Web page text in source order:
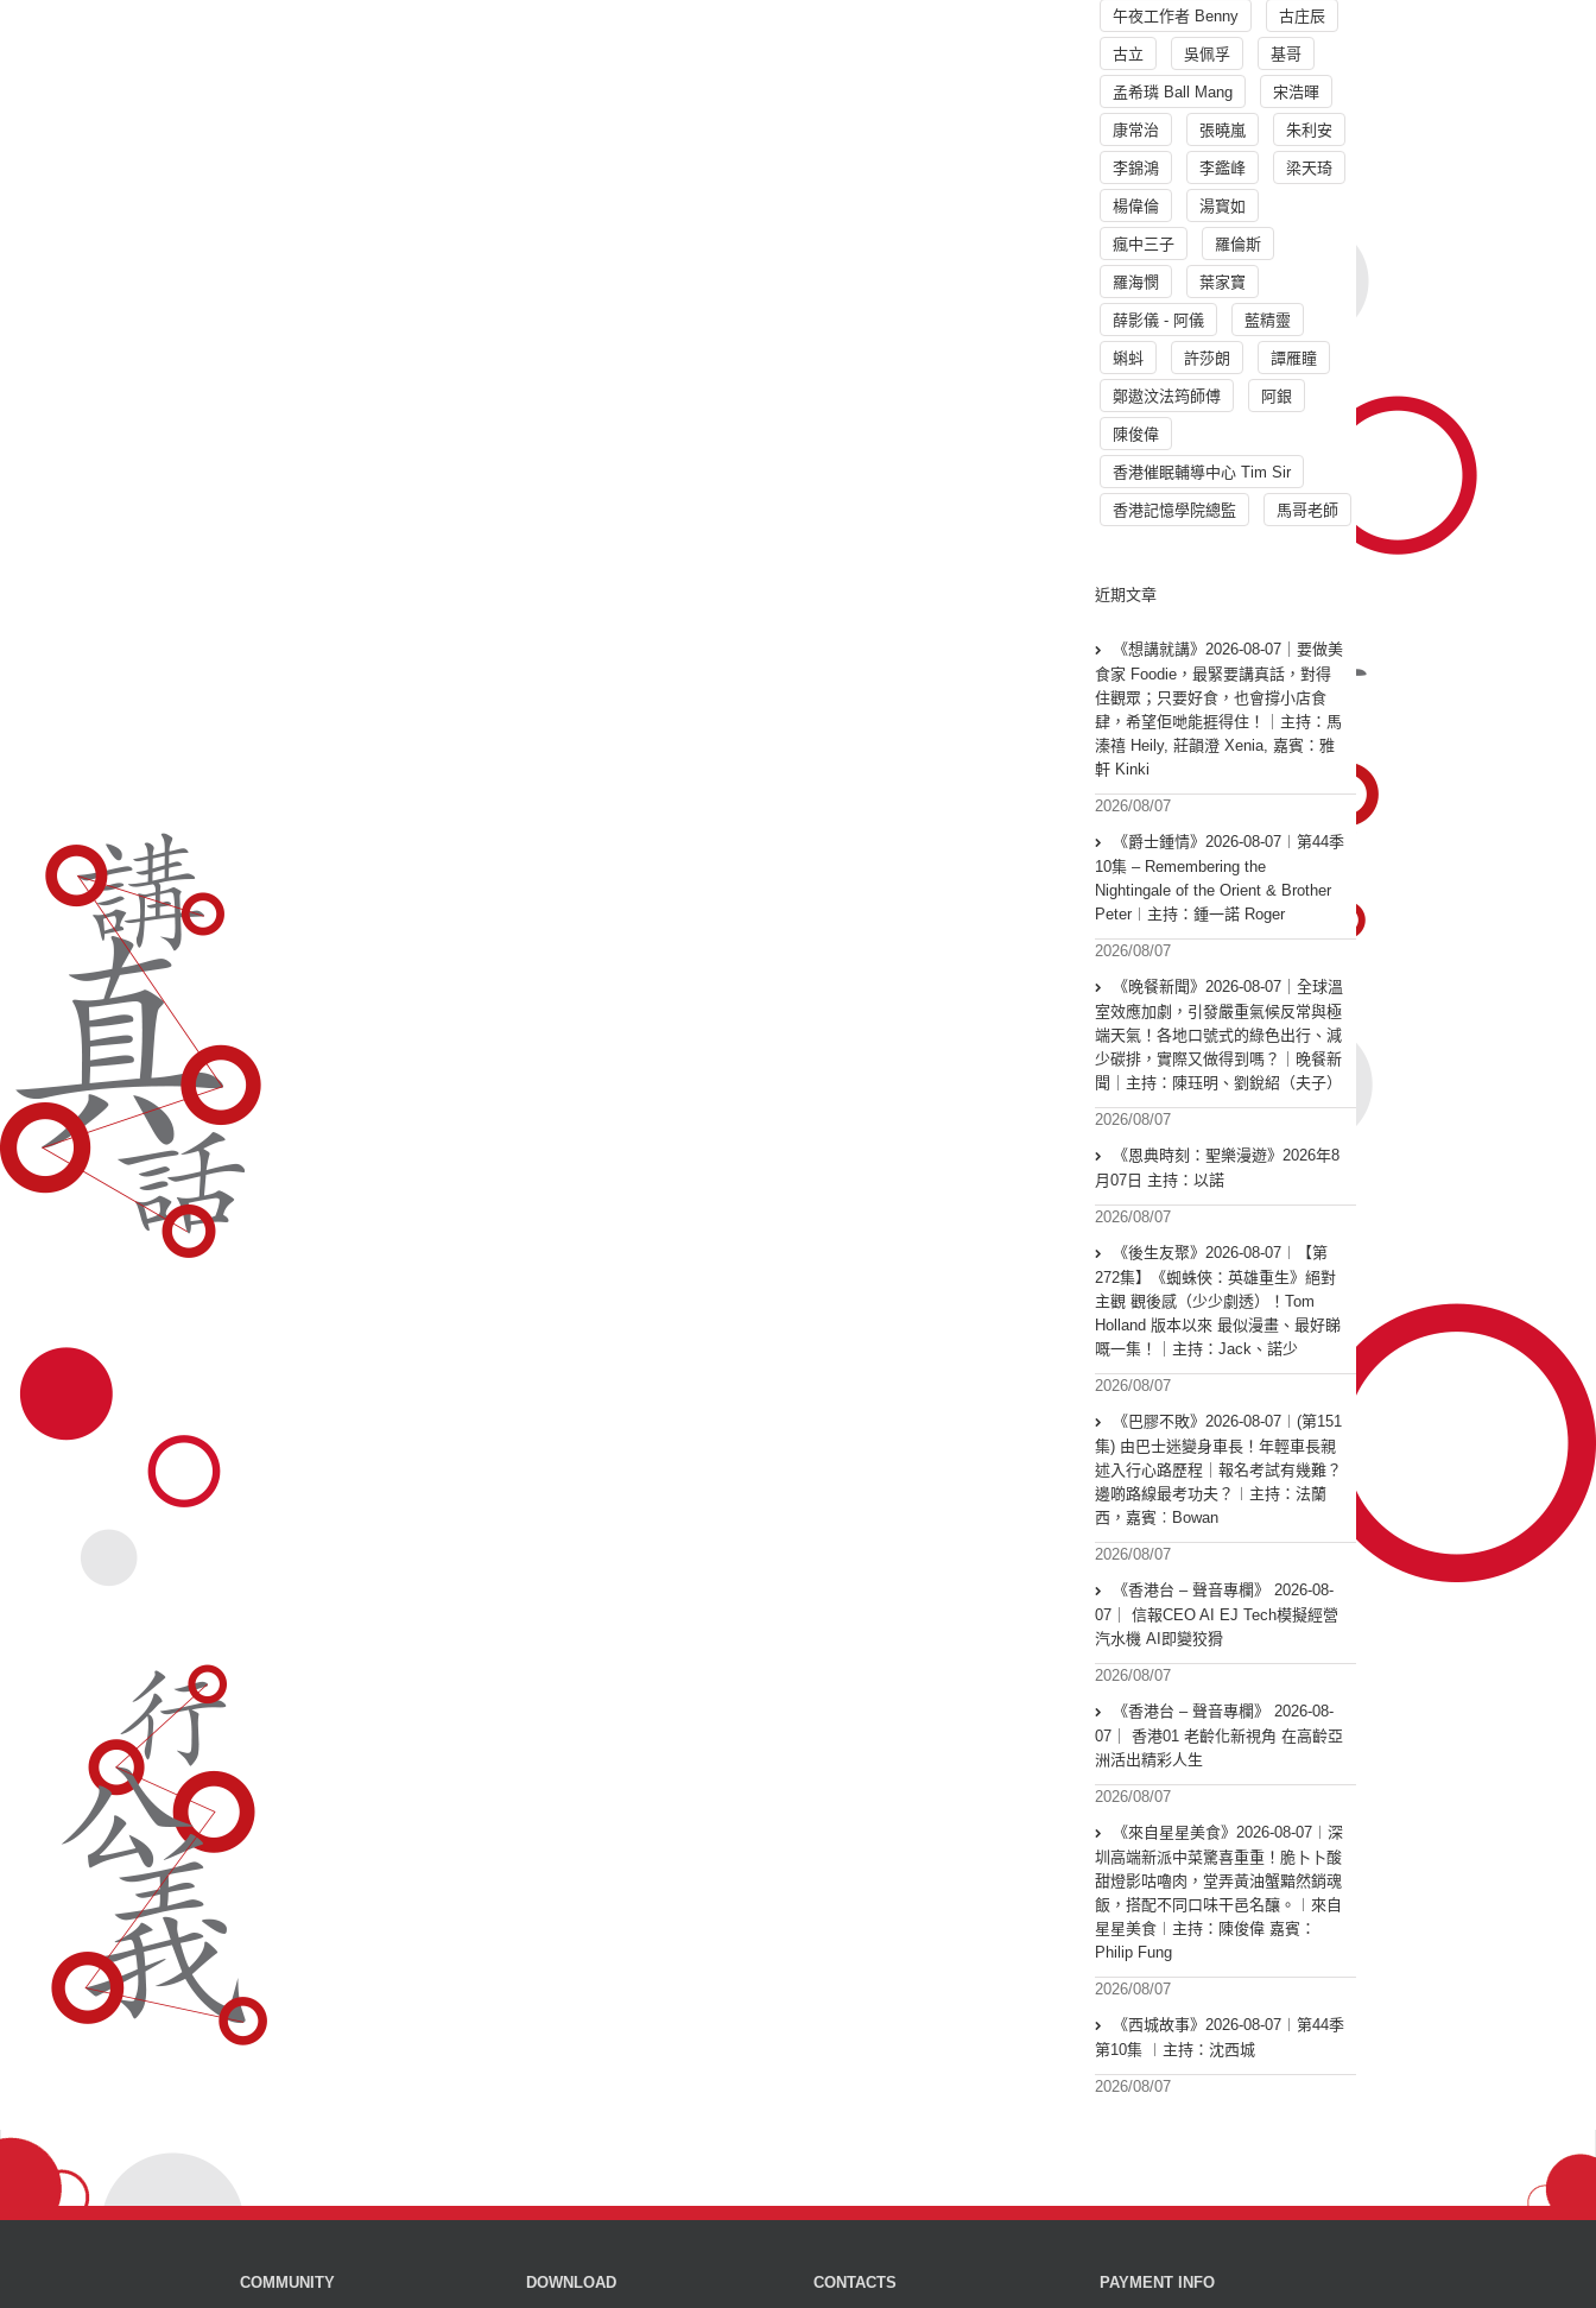
午夜工作者 Benny 古庄辰
古立 吳佩孚 基哥
孟希璘 Ball Mang 宋浩暉
康常治 張曉嵐 朱利安
李錦鴻 李鑑峰 梁天琦
楊偉倫 湯寳如
瘋中三子 羅倫斯
羅海憫 葉家寶
薛影儀 - 阿儀 藍精靈
蝌蚪 許莎朗 譚雁瞳
鄭遨汶法筠師傅 阿銀
陳俊偉
香港催眠輔導中心 Tim Sir
香港記憶學院總監 馬哥老師
近期文章
《想講就講》2026-08-07｜要做美
食家 Foodie，最緊要講真話，對得
住觀眾；只要好食，也會撐小店食
肆，希望佢哋能捱得住！｜主持：馬
溱禧 Heily, 莊韻澄 Xenia, 嘉賓：雅
軒 Kinki
2026/08/07
《爵士鍾情》2026-08-07︱第44季
10集 – Remembering the
Nightingale of the Orient & Brother
Peter︱主持：鍾一諾 Roger
2026/08/07
《晚餐新聞》2026-08-07｜全球溫
室效應加劇，引發嚴重氣候反常與極
端天氣！各地口號式的綠色出行、減
少碳排，實際又做得到嗎？｜晚餐新
聞｜主持：陳珏明、劉銳紹（夫子）
2026/08/07
《恩典時刻：聖樂漫遊》2026年8
月07日 主持：以諾
2026/08/07
《後生友聚》2026-08-07︱【第
272集】《蜘蛛俠：英雄重生》絕對
主觀 觀後感（少少劇透）！Tom
Holland 版本以來 最似漫畫、最好睇
嘅一集！｜主持：Jack、諾少
2026/08/07
《巴膠不敗》2026-08-07︱(第151
集) 由巴士迷變身車長！年輕車長親
述入行心路歷程｜報名考試有幾難？
邊啲路線最考功夫？︱主持：法蘭
西，嘉賓︰Bowan
2026/08/07
《香港台 – 聲音專欄》 2026-08-
07｜ 信報CEO AI EJ Tech模擬經營
汽水機 AI即變狡猾
2026/08/07
《香港台 – 聲音專欄》 2026-08-
07｜ 香港01 老齡化新視角 在高齡亞
洲活出精彩人生
2026/08/07
《來自星星美食》2026-08-07︱深
圳高端新派中菜驚喜重重！脆卜卜酸
甜燈影咕嚕肉，堂弄黃油蟹黯然銷魂
飯，搭配不同口味干邑名釀。︱來自
星星美食︱主持：陳俊偉 嘉賓：
Philip Fung
2026/08/07
《西城故事》2026-08-07︱第44季
第10集 ︱主持：沈西城
2026/08/07
COMMUNITY DOWNLOAD CONTACTS PAYMENT INFO